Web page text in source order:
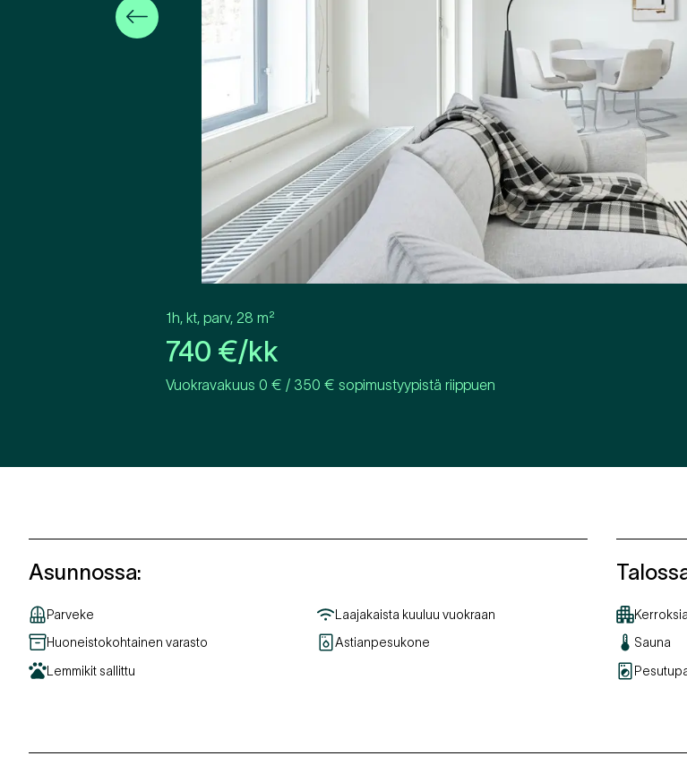
1h, kt, parv, 28 m²
740 €/kk
Vuokravakuus 0 € / 350 € sopimustyypistä riippuen
Asunnossa:
Parveke
Laajakaista kuuluu vuokraan
Huoneistokohtainen varasto
Astianpesukone
Lemmikit sallittu
Kerroksia
Sauna